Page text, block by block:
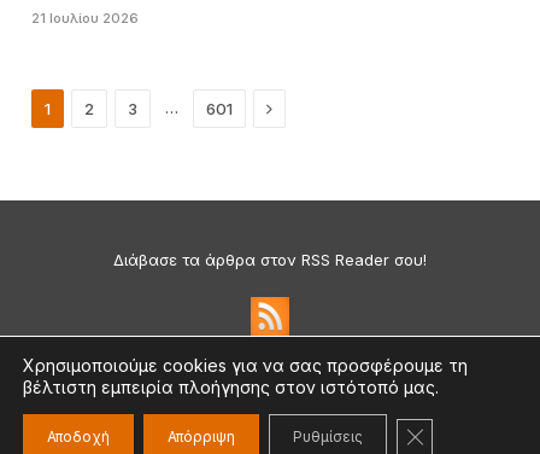
21 Ιουλίου 2026
1 2 3 … 601 Next
Διάβασε τα άρθρα στον RSS Reader σου!
Πολιτική Απορρήτου & Cookies
©2026 medium.gr | Designed & Supported bynat.ad
Χρησιμοποιούμε cookies για να σας προσφέρουμε τη
βέλτιστη εμπειρία πλοήγησης στον ιστότοπό μας.
Αποδοχή Απόρριψη Ρυθμίσεις ΚΛΕΊΣΙΜΟ ΤΟΥ